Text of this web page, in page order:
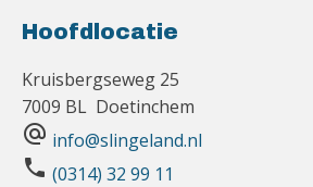
Hoofdlocatie
Kruisbergseweg 25
7009 BL Doetinchem
alternate_email info@slingeland.nl
phone (0314) 32 99 11